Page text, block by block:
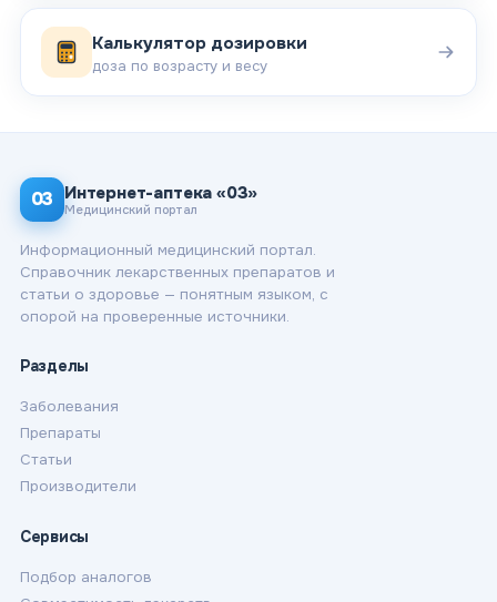
Калькулятор дозировки
доза по возрасту и весу
03 Интернет-аптека «03»
Медицинский портал
Информационный медицинский портал.
Справочник лекарственных препаратов и
статьи о здоровье — понятным языком, с
опорой на проверенные источники.
Разделы
Заболевания
Препараты
Статьи
Производители
Сервисы
Подбор аналогов